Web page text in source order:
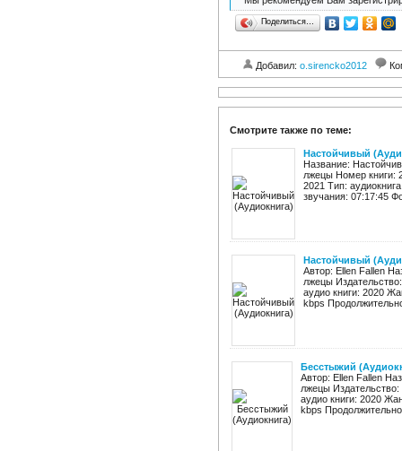
Поделиться…
Добавил: o.sirencko2012
Смотрите также по теме:
Настойчивый
Название:
лжецы Номер книги:
2021 Тип:
звучания: 07:17:45
Настойчивый
Автор: Ellen Fallen
лжецы
аудио книги: 2020
kbps
Бесстыжий
Автор: Ellen Fallen
лжецы Издательство:
аудио книги: 2020
kbps